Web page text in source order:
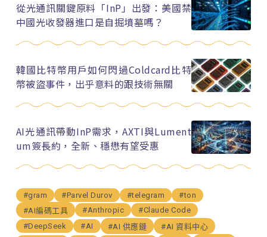
從光通訊關鍵原料「InP」出發：美國禁
中國光收發器進口是自掘墳墓嗎？
韓國比特幣用戶如何閃過Coldcard比特
幣被盜事件，出乎意料的跟技術無關
AI光通訊帶動InP需求，AXTI與Lument
um簽長約，全新、穩懋有望受惠
#gram #Parvel Durov #telegram
#ton
#AI編碼工具
#Anthropic
#Claude Code
#DeepSeek
#AI #AI 供應鏈
#AI 資料中心